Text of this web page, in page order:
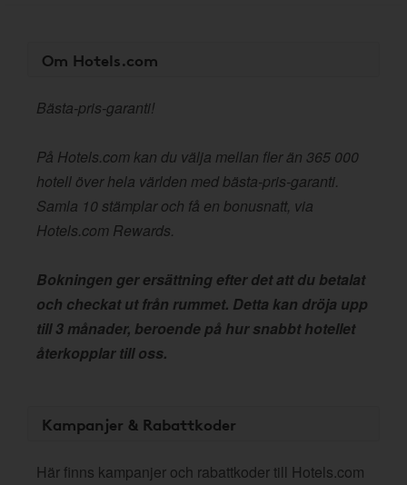
Om Hotels.com
Bästa-pris-garanti!
På Hotels.com kan du välja mellan fler än 365 000
hotell över hela världen med bästa-pris-garanti.
Samla 10 stämplar och få en bonusnatt, via
Hotels.com Rewards.
Bokningen ger ersättning efter det att du betalat
och checkat ut från rummet. Detta kan dröja upp
till 3 månader, beroende på hur snabbt hotellet
återkopplar till oss.
Kampanjer & Rabattkoder
Här finns kampanjer och rabattkoder till Hotels.com